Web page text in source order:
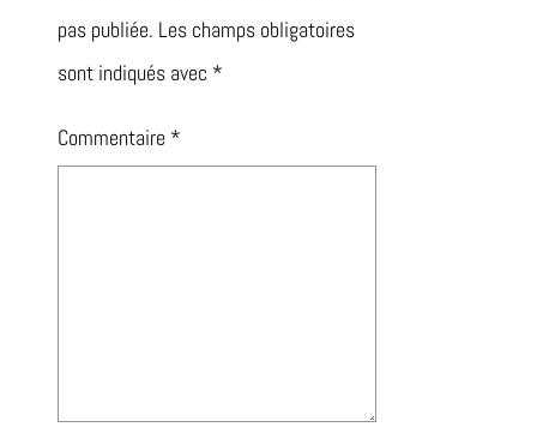
pas publiée. Les champs obligatoires
sont indiqués avec *
Commentaire *